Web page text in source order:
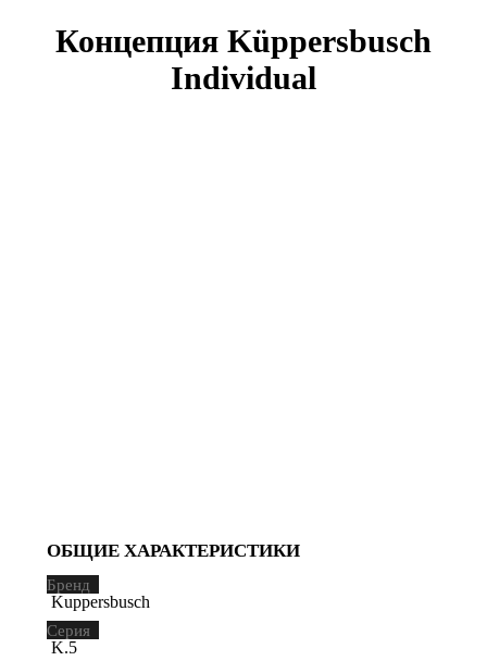
Концепция Küppersbusch
Individual
ОБЩИЕ ХАРАКТЕРИСТИКИ
Бренд
Kuppersbusch
Серия
K.5